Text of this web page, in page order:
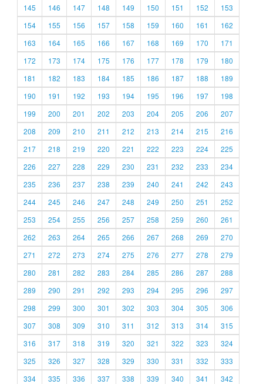
145
146 147 148 149 150 151 152
153
154
155 156 157 158 159 160 161
162
163
164 165 166 167 168 169 170
171
172
173 174 175 176 177 178 179
180
181
182 183 184 185 186 187 188
189
190
191 192 193 194 195 196 197
198
199
200 201 202 203 204 205 206
207
208
209 210 211 212 213 214 215
216
217
218 219 220 221 222 223 224
225
226
227 228 229 230 231 232 233
234
235
236 237 238 239 240 241 242
243
244
245 246 247 248 249 250 251
252
253
254 255 256 257 258 259 260
261
262
263 264 265 266 267 268 269
270
271
272 273 274 275 276 277 278
279
280
281 282 283 284 285 286 287
288
289
290 291 292 293 294 295 296
297
298
299 300 301 302 303 304 305
306
307
308 309 310 311 312 313 314
315
316
317 318 319 320 321 322 323
324
325
326 327 328 329 330 331 332
333
334
335 336 337 338 339 340 341 342